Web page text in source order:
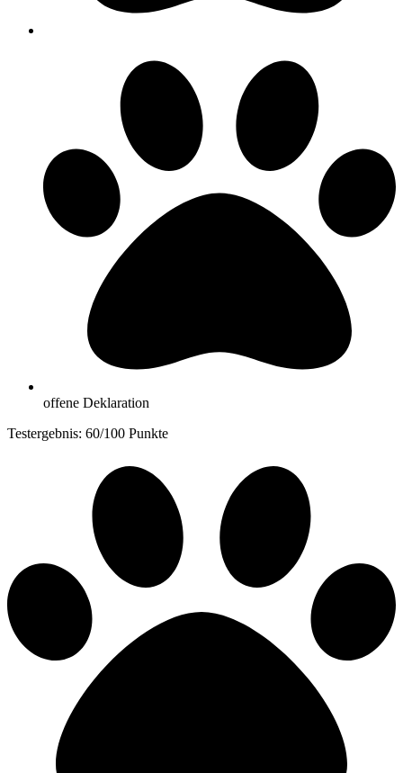
offene Deklaration
Testergebnis: 60/100 Punkte